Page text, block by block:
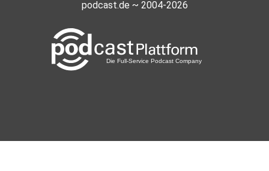
podcast.de ~ 2004-2026